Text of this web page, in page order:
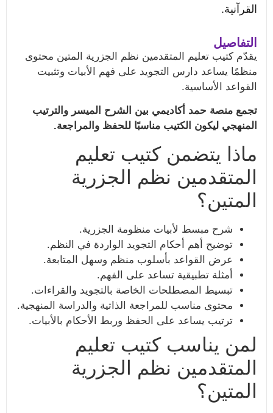
القرآنية.
التفاصيل
يقدّم كتيب تعليم المتقدمين نظم الجزرية المتين محتوى
منظمًا يساعد دارس التجويد على فهم الأبيات وتثبيت
القواعد الأساسية.
تجمع منصة حمد أكاديمي بين الشرح الميسر والترتيب
المنهجي ليكون الكتيب مناسبًا للحفظ والمراجعة.
ماذا يتضمن كتيب تعليم
المتقدمين نظم الجزرية
المتين؟
شرح مبسط لأبيات منظومة الجزرية.
توضيح أهم أحكام التجويد الواردة في النظم.
عرض القواعد بأسلوب منظم وسهل المتابعة.
أمثلة تطبيقية تساعد على الفهم.
تبسيط المصطلحات الخاصة بالتجويد والقراءات.
محتوى مناسب للمراجعة الذاتية والدراسة المنهجية.
ترتيب يساعد على الحفظ وربط الأحكام بالأبيات.
لمن يناسب كتيب تعليم
المتقدمين نظم الجزرية
المتين؟